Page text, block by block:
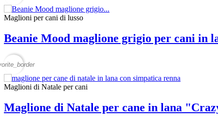
Maglioni per cani di lusso
Beanie Mood maglione grigio per cani in
Maglioni di Natale per cani
Maglione di Natale per cane in lana